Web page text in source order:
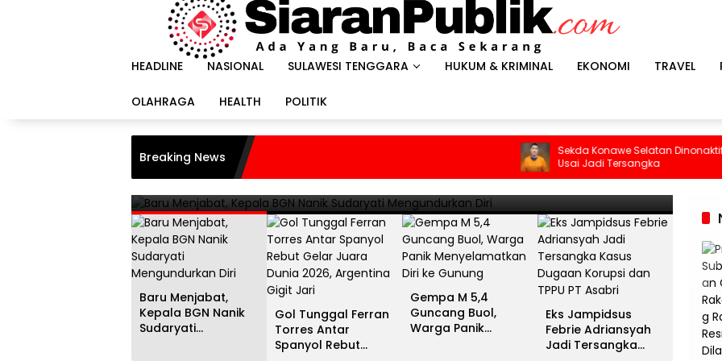
HEADLINE NASIONAL SULAWESI TENGGARA HUKUM & KRIMINAL EKONOMI TRAVEL
OLAHRAGA HEALTH POLITIK
Breaking News
Sekda Konawe Selatan Dinonaktifkan
Usai Jadi Tersangka
HEADLINE
Gol Tunggal Ferran Torres Antar Spanyol Rebut Gelar
Juara Dunia 2026, Argentina Gigit Jari
Baru Menjabat,
Kepala BGN Nanik
Sudaryati
Gol Tunggal Ferran
Torres Antar
Spanyol Rebut
Gempa M 5,4
Guncang Buol,
Warga Panik
Eks Jampidsus
Febrie Adriansyah
Jadi Tersangka